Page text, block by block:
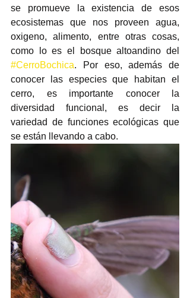
se promueve la existencia de esos
ecosistemas que nos proveen agua,
oxigeno, alimento, entre otras cosas,
#CerroBochica. Por eso, además de
conocer las especies que habitan el
cerro, es importante conocer la
diversidad funcional, es decir la
variedad de funciones ecológicas que
se están llevando a cabo.